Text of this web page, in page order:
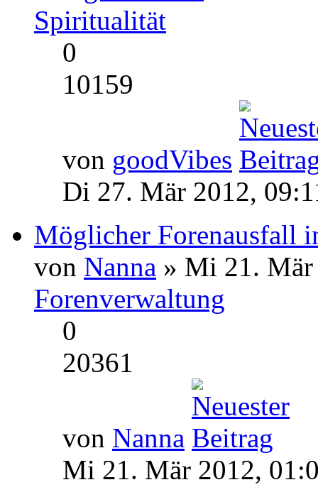
Spiritualität
0
10159
von goodVibes
Di 27. Mär 2012,
Möglicher Forenausfall
von Nanna » Mi 21.
Forenverwaltung
0
20361
von Nanna
Mi 21. Mär 2012,